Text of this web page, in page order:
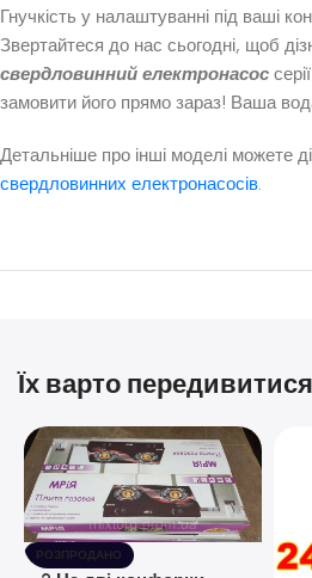
Гнучкість у налаштуванні під ваші
Звертайтеся до нас сьогодні, щоб
свердловинний електронасос
замовити його прямо зараз! Ваша
Детальніше про інші моделі можете
свердловинних електронасосів.
Їх варто передивитися
РОЗПРОДАНО